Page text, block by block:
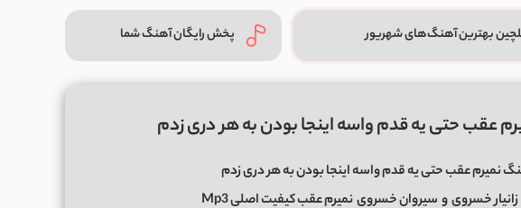
بهترین آهنگ‌های شهریور پخش رایگان آهنگ شما
عقب حتی یه قدم واسه اینجا بودن به هر دری زدم
نمیرم عقب حتی یه قدم واسه اینجا بودن به هر دری زدم
زانیار خسرویو سیروان خسروینمیرم عقب کیفیت اصلی Mp3